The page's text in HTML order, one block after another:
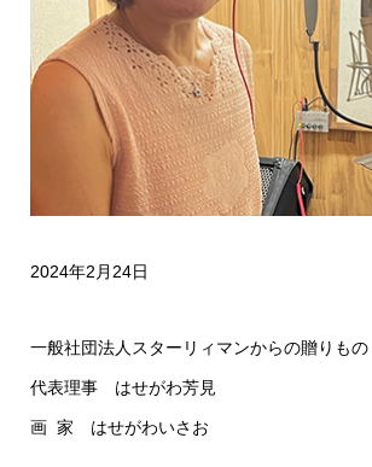
2024年2月24日
一般社団法人スターリィマンからの贈りもの
代表理事 はせがわ芳見
画 家 はせがわいさお